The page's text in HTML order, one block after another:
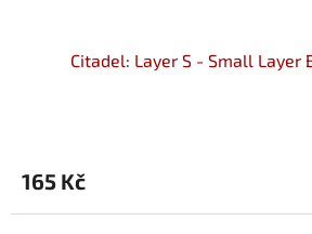
Citadel: Layer S - Small Layer
165 Kč